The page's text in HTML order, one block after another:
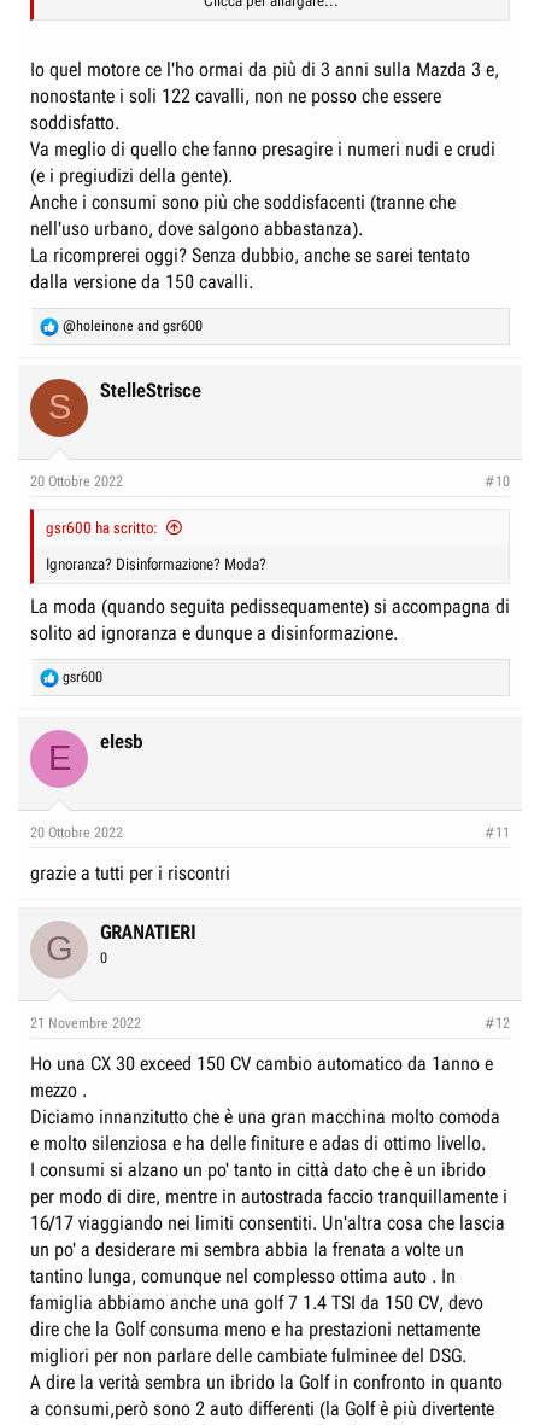
Io quel motore ce l'ho ormai da più di 3 anni sulla Mazda 3 e,
nonostante i soli 122 cavalli, non ne posso che essere
soddisfatto.
Va meglio di quello che fanno presagire i numeri nudi e crudi
(e i pregiudizi della gente).
Anche i consumi sono più che soddisfacenti (tranne che
nell'uso urbano, dove salgono abbastanza).
La ricomprerei oggi? Senza dubbio, anche se sarei tentato
dalla versione da 150 cavalli.
R
e
c
t
s
@holeinone and gsr600
S StelleStrisce
20 Ottobre 2022 #10
gsr600 ha scritto:
Ignoranza? Disinformazione? Moda?
La moda (quando seguita pedissequamente) si accompagna di
solito ad ignoranza e dunque a disinformazione.
R
e
c
t
s
gsr600
E elesb
20 Ottobre 2022 #11
grazie a tutti per i riscontri
G GRANATIERI
0
21 Novembre 2022 #12
Ho una CX 30 exceed 150 CV cambio automatico da 1anno e
mezzo .
Diciamo innanzitutto che è una gran macchina molto comoda
e molto silenziosa e ha delle finiture e adas di ottimo livello.
I consumi si alzano un po' tanto in città dato che è un ibrido
per modo di dire, mentre in autostrada faccio tranquillamente i
16/17 viaggiando nei limiti consentiti. Un'altra cosa che lascia
un po' a desiderare mi sembra abbia la frenata a volte un
tantino lunga, comunque nel complesso ottima auto . In
famiglia abbiamo anche una golf 7 1.4 TSI da 150 CV, devo
dire che la Golf consuma meno e ha prestazioni nettamente
migliori per non parlare delle cambiate fulminee del DSG.
A dire la verità sembra un ibrido la Golf in confronto in quanto
a consumi,però sono 2 auto differenti (la Golf è più divertente